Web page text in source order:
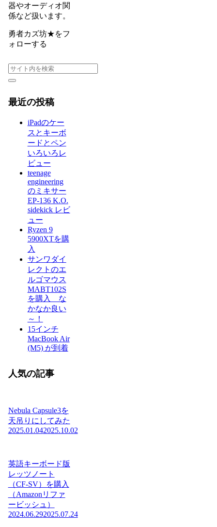
器やオーディオ関
係など扱います。
勇者カズ坊★をフ
ォローする
最近の投稿
iPadのケー
スとキーボ
ードとペン
いろいろレ
ビュー
teenage
engineering
のミキサー
EP-136 K.O.
sidekick レビ
ュー
Ryzen 9
5900XTを購
入
サンワダイ
レクトのエ
ルゴマウス
MABT102S
を購入 な
かなか良い
～！
15インチ
MacBook Air
(M5) が到着
人気の記事
Nebula Capsule3を
天吊りにしてみた
2025.01.042025.10.02
英語キーボード版
レッツノート
（CF-SV）を購入
（Amazonリファ
ービッシュ）
2024.06.292025.07.24